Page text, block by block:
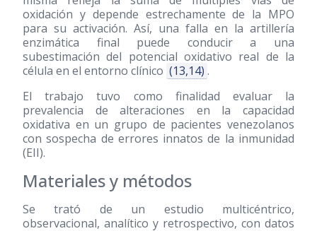
oxidación y depende estrechamente de la MPO
para su activación. Así, una falla en la artillería
enzimática final puede conducir a una
subestimación del potencial oxidativo real de la
célula en el entorno clínico (13,14) .
El trabajo tuvo como finalidad evaluar la
prevalencia de alteraciones en la capacidad
oxidativa en un grupo de pacientes venezolanos
con sospecha de errores innatos de la inmunidad
(EII).
Materiales y métodos
Se trató de un estudio multicéntrico,
observacional, analítico y retrospectivo, con datos